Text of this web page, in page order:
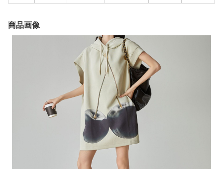
商品画像